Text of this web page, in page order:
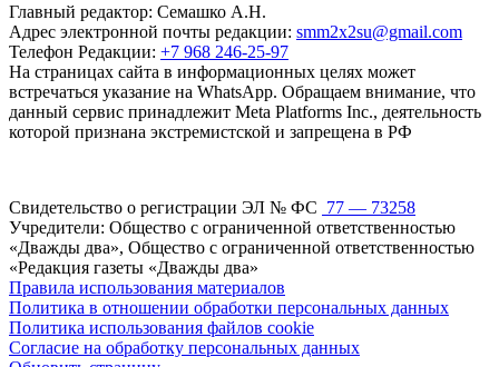
Главный редактор: Семашко А.Н.
Адрес электронной почты редакции: smm2x2su@gmail.com
Телефон Редакции: +7 968 246-25-97
На страницах сайта в информационных целях может
встречаться указание на WhatsApp. Обращаем внимание, что
данный сервис принадлежит Meta Platforms Inc., деятельность
которой признана экстремистской и запрещена в РФ
Свидетельство о регистрации ЭЛ № ФС 77 — 73258
Учредители: Общество с ограниченной ответственностью
«Дважды два», Общество с ограниченной ответственностью
«Редакция газеты «Дважды два»
Правила использования материалов
Политика в отношении обработки персональных данных
Политика использования файлов cookie
Согласие на обработку персональных данных